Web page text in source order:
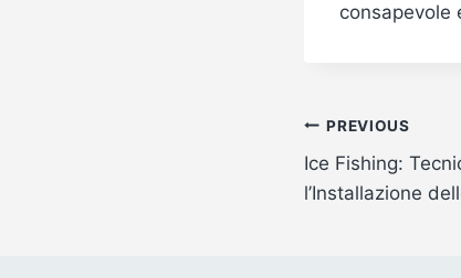
consapevole
Post
navigation
PREVIOUS
Ice Fishing:
l’Installazione